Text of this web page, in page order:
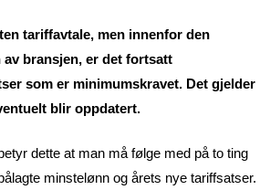
tariffavtale, men innenfor den
bransjen, er det fortsatt
som er minimumskravet. Det gjelder
blir oppdatert.
dette at man må følge med på to ting
minstelønn og årets nye tariffsatser.